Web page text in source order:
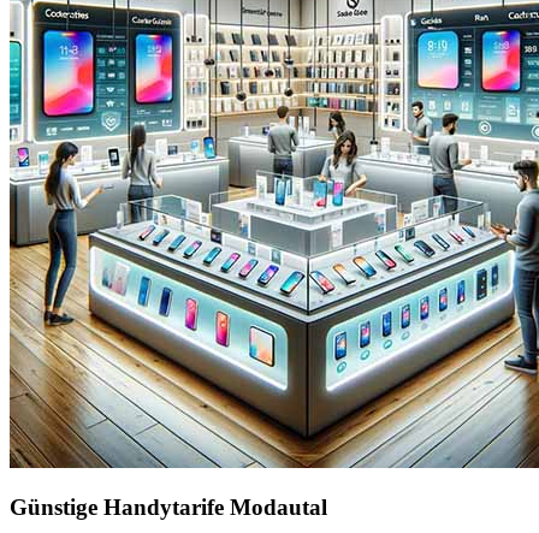
Günstige Handytarife Modautal